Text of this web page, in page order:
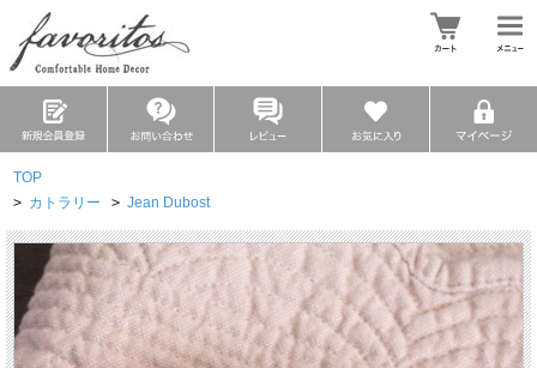
TOP
> カトラリー > Jean Dubost